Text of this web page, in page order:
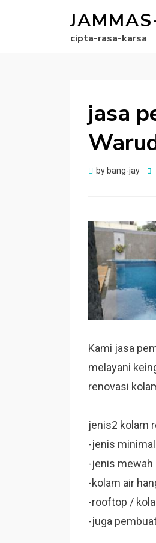
cipta-rasa-karsa
jasa
by bang-jay
Kami jasa
melayani
renovasi
jenis2 kolam
-jenis
-jenis mewah
-kolam air
-rooftop /
-juga